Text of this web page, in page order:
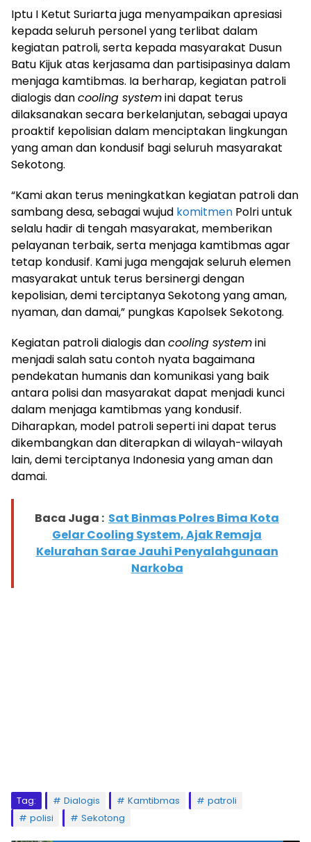
Iptu I Ketut Suriarta juga menyampaikan apresiasi
kepada seluruh personel yang terlibat dalam
kegiatan patroli, serta kepada masyarakat Dusun
Batu Kijuk atas kerjasama dan partisipasinya dalam
menjaga kamtibmas. Ia berharap, kegiatan patroli
dialogis dancooling systemini dapat terus
dilaksanakan secara berkelanjutan, sebagai upaya
proaktif kepolisian dalam menciptakan lingkungan
yang aman dan kondusif bagi seluruh masyarakat
Sekotong.
“Kami akan terus meningkatkan kegiatan patroli dan
sambang desa, sebagai wujud komitmen Polri untuk
selalu hadir di tengah masyarakat, memberikan
pelayanan terbaik, serta menjaga kamtibmas agar
tetap kondusif. Kami juga mengajak seluruh elemen
masyarakat untuk terus bersinergi dengan
kepolisian, demi terciptanya Sekotong yang aman,
nyaman, dan damai,” pungkas Kapolsek Sekotong.
Kegiatan patroli dialogis dancooling systemini
menjadi salah satu contoh nyata bagaimana
pendekatan humanis dan komunikasi yang baik
antara polisi dan masyarakat dapat menjadi kunci
dalam menjaga kamtibmas yang kondusif.
Diharapkan, model patroli seperti ini dapat terus
dikembangkan dan diterapkan di wilayah-wilayah
lain, demi terciptanya Indonesia yang aman dan
damai.
Baca Juga : Sat Binmas Polres Bima Kota
Gelar Cooling System, Ajak Remaja
Kelurahan Sarae Jauhi Penyalahgunaan
Narkoba
Tag: Dialogis Kamtibmas
patroli
polisi
Sekotong